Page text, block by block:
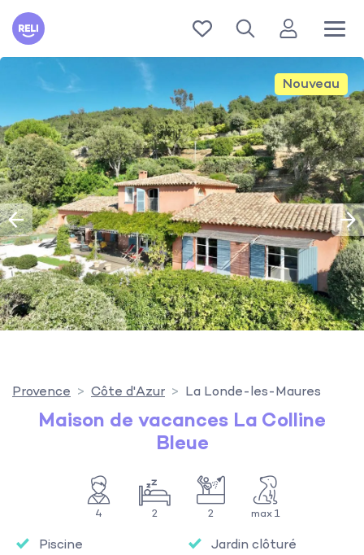
Reli
Nouveau
Provence Côte d'Azur La Londe-les-Maures
Maison de vacances La Colline
Bleue
4 2 2 max 1
Piscine
Jardin clôturé